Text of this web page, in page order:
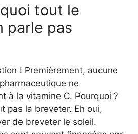
tout le
parle pas
! Premièrement, aucune
ne
à la vitamine C. Pourquoi ?
pas la breveter. Eh oui,
de breveter le soleil.